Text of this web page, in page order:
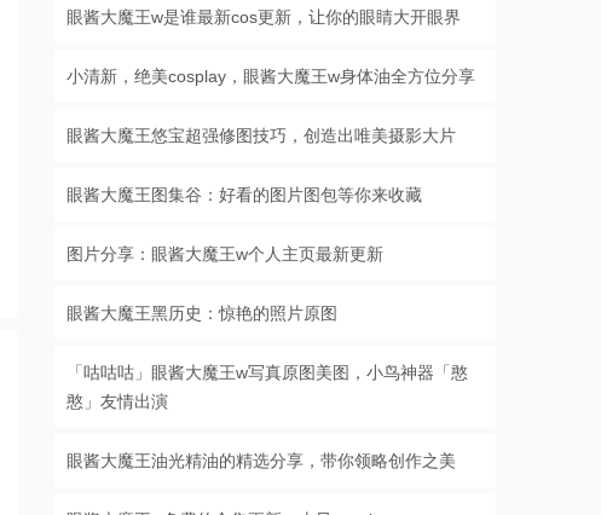
眼酱大魔王w是谁最新cos更新，让你的眼睛大开眼界
小清新，绝美cosplay，眼酱大魔王w身体油全方位分享
眼酱大魔王悠宝超强修图技巧，创造出唯美摄影大片
眼酱大魔王图集谷：好看的图片图包等你来收藏
图片分享：眼酱大魔王w个人主页最新更新
眼酱大魔王黑历史：惊艳的照片原图
「咕咕咕」眼酱大魔王w写真原图美图，小鸟神器「憨
憨」友情出演
眼酱大魔王油光精油的精选分享，带你领略创作之美